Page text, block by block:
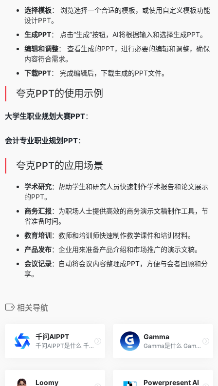
选择模板： 浏览选择一个合适的模板，或使用自定义模板功能
设计PPT。
生成PPT： 点击“生成”按钮，AI将根据输入和选择生成PPT。
编辑和调整： 查看生成的PPT，进行必要的编辑和调整，确保
内容符合需求。
下载PPT： 完成编辑后，下载生成的PPT文件。
夸克PPT的使用示例
大学生职业规划大赛PPT：
会计专业职业规划PPT：
夸克PPT的应用场景
学术研究：帮助学生和研究人员快速制作学术报告和论文展示
的PPT。
商务汇报：为职场人士提供高效的商务演示文稿制作工具，节
省准备时间。
教育培训 ：教师和培训师快速制作教学课件和培训材料。
产品发布：企业用来准备产品介绍和市场推广的演示文稿。
会议记录：自动将会议内容整理成PPT，方便与会者回顾和分
享。
相关导航
千问AIPPT
千问AIPPT是什么 千问AIPPT是...
Gamma
Gamma是什么 Gamma 是强大的 ...
Loomy Powerpresent AI